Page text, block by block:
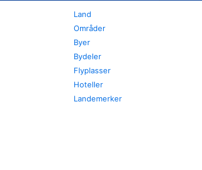
Land
Områder
Byer
Bydeler
Flyplasser
Hoteller
Landemerker